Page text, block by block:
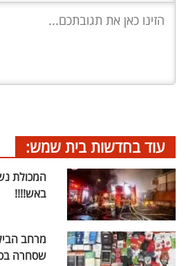
עוד בחדשות בית שמש:
המכולת
באש!!!!
מרחב
שסחרה